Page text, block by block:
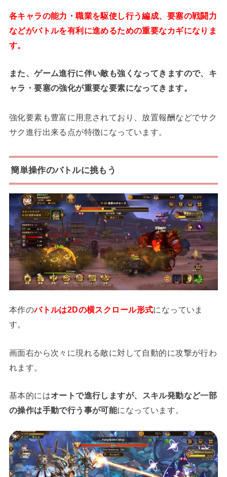
各キャラの能力・職業を駆使し行う編成、要塞の戦闘力
などがバトルを有利に進めるための重要なカギになりま
す。
また、ゲーム進行に伴い敵も強くなってきますので、キ
ャラ・要塞の強化が重要な要素になってきます。
強化要素も豊富に用意されており、放置報酬などでサク
サク進行出来る点が特徴になっています。
簡単操作のバトルに挑もう
本作のバトルは2Dの横スクロール形式になっていま
す。
画面右から次々に現れる敵に対して自動的に攻撃が行わ
れます。
基本的にはオートで進行しますが、スキル発動など一部
の操作は手動で行う事が可能になっています。